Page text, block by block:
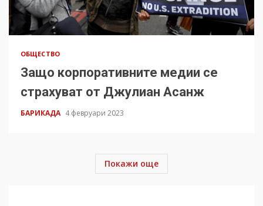
ОБЩЕСТВО
Защо корпоративните медии се
страхуват от Джулиан Асанж
БАРИКАДА 4 февруари 2023
Покажи още